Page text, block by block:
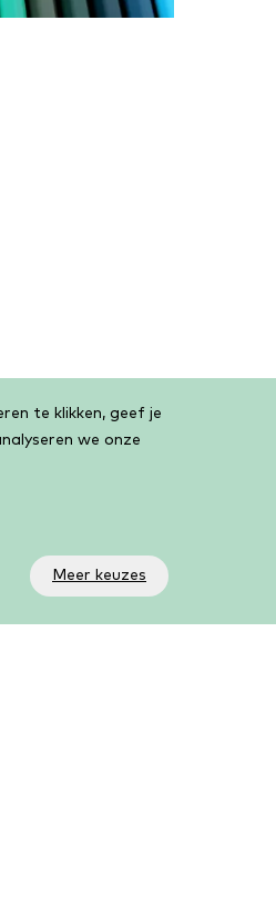
te klikken, geef je
we onze
Meer keuzes